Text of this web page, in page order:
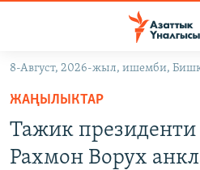
Навигацияга
өтүңүз
Издөөгө
салыңыз
8-Август, 2026-жыл, ишемби,
ЖАҢЫЛЫКТАР
Тажик
Рахмон Ворух